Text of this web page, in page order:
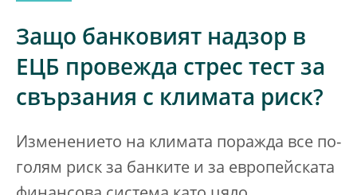
Защо банковият надзор в
ЕЦБ провежда стрес тест за
свързания с климата риск?
Изменението на климата поражда все по-
голям риск за банките и за европейската